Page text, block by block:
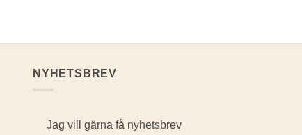
NYHETSBREV
Jag vill gärna få nyhetsbrev